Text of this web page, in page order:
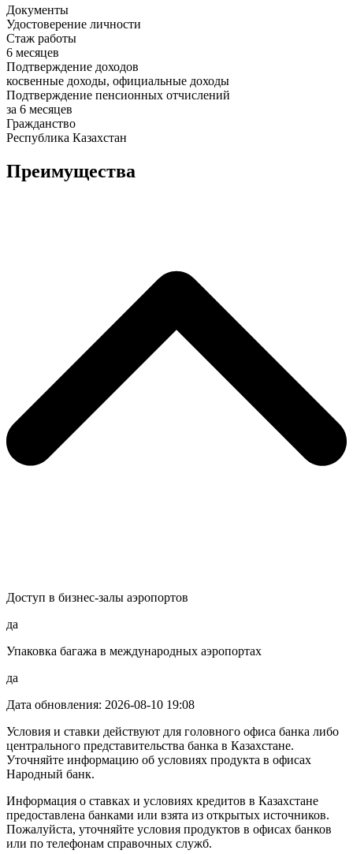
Документы
Удостоверение личности
Стаж работы
6 месяцев
Подтверждение доходов
косвенные доходы, официальные доходы
Подтверждение пенсионных отчислений
за 6 месяцев
Гражданство
Республика Казахстан
Преимущества
Доступ в бизнес-залы аэропортов
да
Упаковка багажа в международных аэропортах
да
Дата обновления: 2026-08-10 19:08
Условия и ставки действуют для головного офиса банка либо
центрального представительства банка в Казахстане.
Уточняйте информацию об условиях продукта в офисах
Народный банк.
Информация о ставках и условиях кредитов в Казахстане
предоставлена банками или взята из открытых источников.
Пожалуйста, уточняйте условия продуктов в офисах банков
или по телефонам справочных служб.